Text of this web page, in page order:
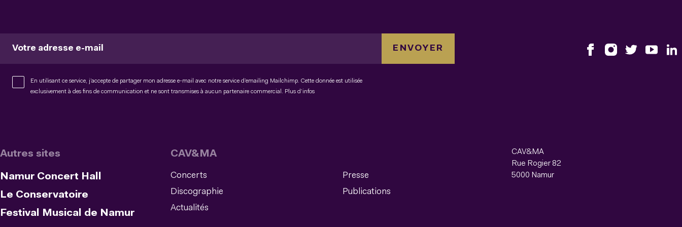
Votre adresse e-mail
En utilisant ce service, j’accepte de partager mon adresse e-mail avec notre service d’emailing Mailchimp. Cette donnée est utilisée
exclusivement à des fins de communication et ne sont transmises à aucun partenaire commercial. Plus d’infos
ENVOYER
Autres sites
Namur Concert Hall
Le Conservatoire
Festival Musical de Namur
CAV&MA
Concerts
Presse
Discographie
Publications
Actualités
CAV&MA
Rue Rogier 82
5000 Namur